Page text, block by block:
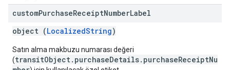
customPurchaseReceiptNumberLabel
object (LocalizedString)
Satın alma makbuzu numarası değeri
(transitObject.purchaseDetails.purchaseReceiptNu